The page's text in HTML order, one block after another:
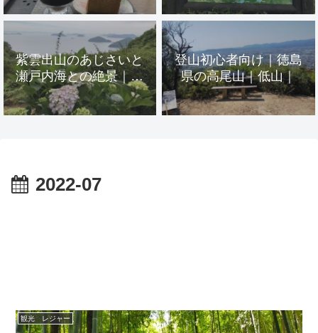
の喫茶店|in香川県
in岡山県 倉敷市 玉
野市
紫雲出山のあじさいと
瀬戸内海との絶景｜香
川県観光スポット｜
登山初心者向け｜徳島
県の高尾山｜低山｜
2022-07
観光 レジャー